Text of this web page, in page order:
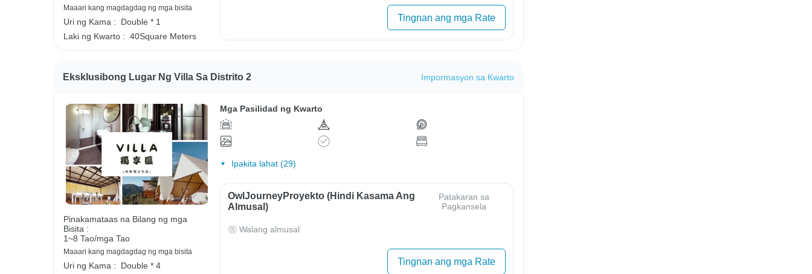
Maaari kang magdagdag ng mga bisita
Uri ng Kama :
Double * 1
Laki ng Kwarto : 40Square Meters
Tingnan ang mga Rate
Eksklusibong Lugar Ng Villa Sa Distrito 2 Impormasyon sa Kwarto
Pinakamataas na Bilang ng mga
Bisita :
1~8 Tao/mga Tao
Maaari kang magdagdag ng mga bisita
Uri ng Kama :
Double * 4
Mga Pasilidad ng Kwarto
Ipakita lahat (29)
OwlJourneyProyekto (Hindi Kasama Ang
Almusal)
Patakaran sa
Pagkansela
Walang almusal
Tingnan ang mga Rate